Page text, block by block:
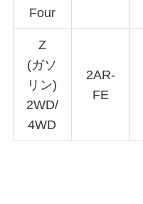
Four
Z
(ガソ
リン)
2WD/
4WD
2AR-
FE